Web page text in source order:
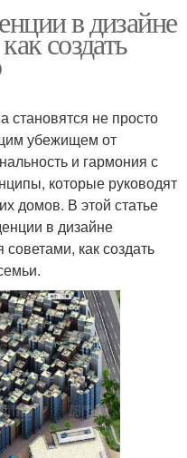
в дизайне
создать
не просто
убежищем от
и гармония с
которые руководят
домов. В этой статье
в дизайне
как создать